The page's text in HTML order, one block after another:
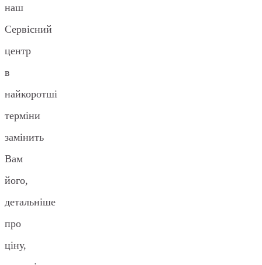
наш
Сервісний
центр
в
найкоротші
терміни
замінить
Вам
його,
детальніше
про
ціну,